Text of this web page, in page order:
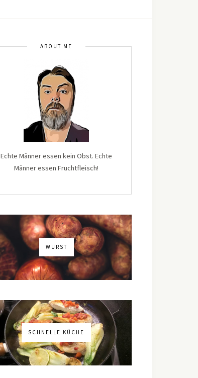
ABOUT ME
Echte Männer essen kein Obst. Echte
Männer essen Fruchtfleisch!
WURST
SCHNELLE KÜCHE